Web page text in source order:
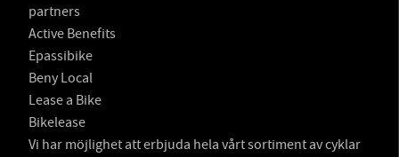
partners
Active Benefits
Epassibike
Beny Local
Lease a Bike
Bikelease
Vi har möjlighet att erbjuda hela vårt sortiment av cyklar